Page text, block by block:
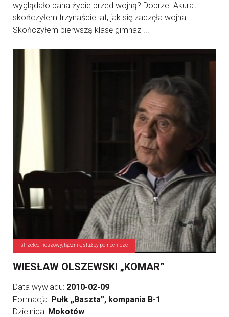
wyglądało pana życie przed wojną? Dobrze. Akurat
skończyłem trzynaście lat, jak się zaczęła wojna.
Skończyłem pierwszą klasę gimnaz ...
strzelec, noszowy, łącznik, służby pomocnicze
WIESŁAW OLSZEWSKI „KOMAR”
Data wywiadu: 2010-02-09
Formacja: Pułk „Baszta”, kompania B-1
Dzielnica: Mokotów